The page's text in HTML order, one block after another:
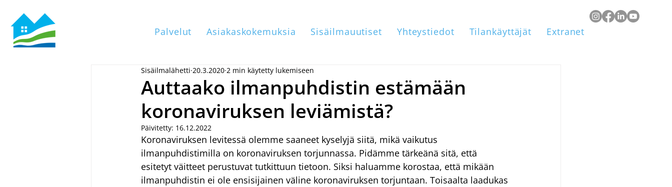
Palvelut Asiakaskokemuksia Sisäilmauutiset Yhteystiedot Tilankäyttäjät Extranet
Auttaako ilmanpuhdistin estämään
koronaviruksen leviämistä?
Sisäilmalähetti 20.3.2020 2 min käytetty lukemiseen
Päivitetty: 16.12.2022
Koronaviruksen levitessä olemme saaneet kyselyjä siitä, mikä vaikutus
ilmanpuhdistimilla on koronaviruksen torjunnassa. Pidämme tärkeänä sitä, että
esitetyt väitteet perustuvat tutkittuun tietoon. Siksi haluamme korostaa, että mikään
ilmanpuhdistin ei ole ensisijainen väline koronaviruksen torjuntaan. Toisaalta laadukas